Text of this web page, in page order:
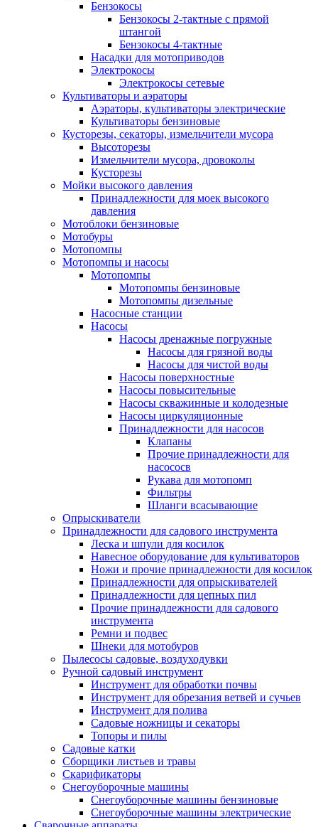
Бензокосы
Бензокосы 2-тактные с прямой
штангой
Бензокосы 4-тактные
Насадки для мотоприводов
Электрокосы
Электрокосы сетевые
Культиваторы и аэраторы
Аэраторы, культиваторы электрические
Культиваторы бензиновые
Кусторезы, секаторы, измельчители мусора
Высоторезы
Измельчители мусора, дровоколы
Кусторезы
Мойки высокого давления
Принадлежности для моек высокого
давления
Мотоблоки бензиновые
Мотобуры
Мотопомпы
Мотопомпы и насосы
Мотопомпы
Мотопомпы бензиновые
Мотопомпы дизельные
Насосные станции
Насосы
Насосы дренажные погружные
Насосы для грязной воды
Насосы для чистой воды
Насосы поверхностные
Насосы повысительные
Насосы скважинные и колодезные
Насосы циркуляционные
Принадлежности для насосов
Клапаны
Прочие принадлежности для
насососв
Рукава для мотопомп
Фильтры
Шланги всасывающие
Опрыскиватели
Принадлежности для садового инструмента
Леска и шпули для косилок
Навесное оборудование для культиваторов
Ножи и прочие принадлежности для косилок
Принадлежности для опрыскивателей
Принадлежности для цепных пил
Прочие принадлежности для садового
инструмента
Ремни и подвес
Шнеки для мотобуров
Пылесосы садовые, воздуходувки
Ручной садовый инструмент
Инструмент для обработки почвы
Инструмент для обрезания ветвей и сучьев
Инструмент для полива
Садовые ножницы и секаторы
Топоры и пилы
Садовые катки
Сборщики листьев и травы
Скарификаторы
Снегоуборочные машины
Снегоуборочные машины бензиновые
Снегоуборочные машины электрические